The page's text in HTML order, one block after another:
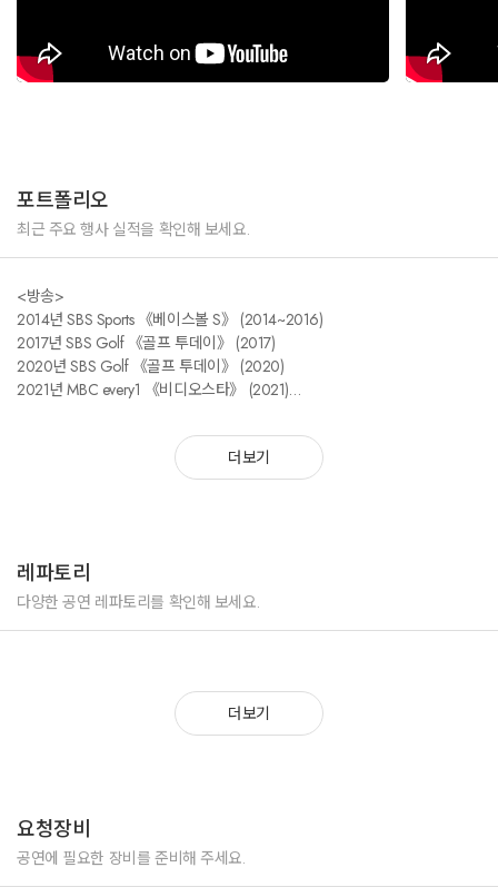
포트폴리오
최근 주요 행사 실적을 확인해 보세요.
<방송>
2014년 SBS Sports 《베이스볼 S》 (2014~2016)
2017년 SBS Golf 《골프 투데이》 (2017)
2020년 SBS Golf 《골프 투데이》 (2020)
2021년 MBC every1 《비디오스타》 (2021)
2015년 케이블TV 방송대상 케이블TV스타상 스포츠부문 인기상
더보기
레파토리
다양한 공연 레파토리를 확인해 보세요.
더보기
요청장비
공연에 필요한 장비를 준비해 주세요.